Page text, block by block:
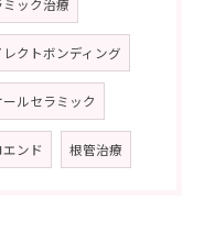
ミック治療
レクトボンディング
ールセラミック
ンド 根管治療